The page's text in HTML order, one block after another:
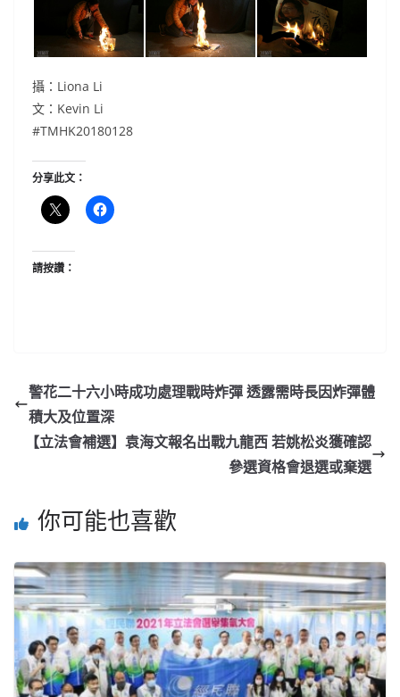
攝：Liona Li
文：Kevin Li
#TMHK20180128
分享此文：
請按讚：
警花二十六小時成功處理戰時炸彈 透露需時長因炸彈體
積大及位置深
【立法會補選】袁海文報名出戰九龍西 若姚松炎獲確認
參選資格會退選或棄選
你可能也喜歡